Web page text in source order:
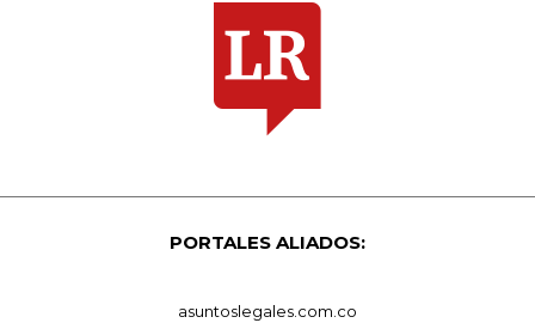
PORTALES ALIADOS:
asuntoslegales.com.co